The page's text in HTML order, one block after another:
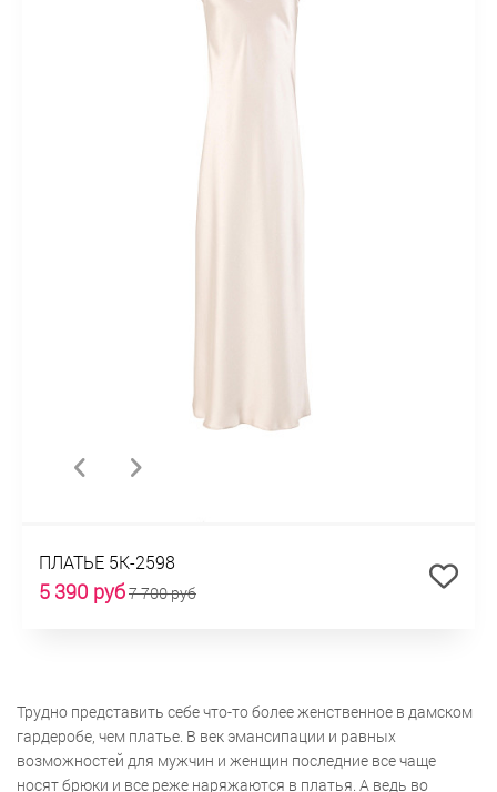
ПЛАТЬЕ 5К-2598
5 390 руб7 700 руб
Трудно представить себе что-то более женственное в дамском
гардеробе, чем платье. В век эмансипации и равных
возможностей для мужчин и женщин последние все чаще
носят брюки и все реже наряжаются в платья. А ведь во